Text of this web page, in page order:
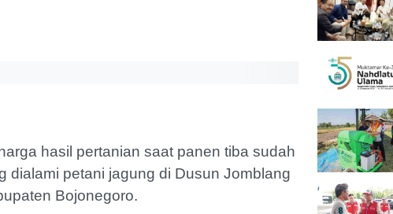
hasil pertanian saat panen tiba sudah
dialami petani jagung di Dusun Jomblang
Bojonegoro.